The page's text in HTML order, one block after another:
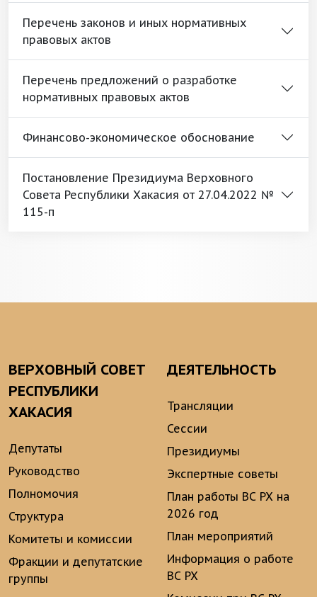
Перечень законов и иных нормативных
правовых актов
Перечень предложений о разработке
нормативных правовых актов
Финансово-экономическое обоснование
Постановление Президиума Верховного
Совета Республики Хакасия от 27.04.2022 №
115-п
ВЕРХОВНЫЙ СОВЕТ
РЕСПУБЛИКИ
ХАКАСИЯ
Депутаты
Руководство
Полномочия
Структура
Комитеты и комиссии
Фракции и депутатские
группы
ДЕЯТЕЛЬНОСТЬ
Трансляции
Сессии
Президиумы
Экспертные советы
План работы ВС РХ на
2026 год
План мероприятий
Информация о работе
ВС РХ